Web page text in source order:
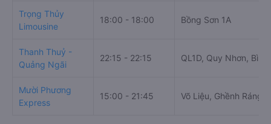
Trọng Thủy
Limousine
18:00 - 18:00 Bồng Sơn 1A
Thanh Thuỷ -
Quảng Ngãi
22:15 - 22:15 QL1D, Quy Nhơn,
Mười Phương
Express
15:00 - 21:45 Võ Liệu, Ghềnh Ráng